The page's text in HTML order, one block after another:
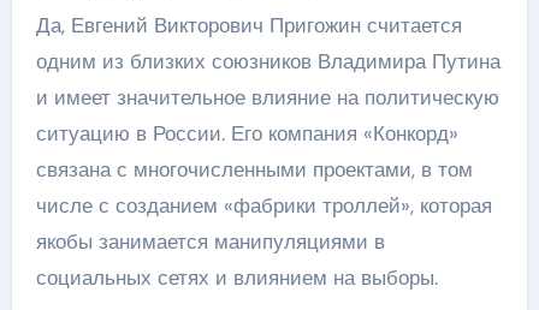
Да, Евгений Викторович Пригожин считается
одним из близких союзников Владимира Путина
и имеет значительное влияние на политическую
ситуацию в России. Его компания «Конкорд»
связана с многочисленными проектами, в том
числе с созданием «фабрики троллей», которая
якобы занимается манипуляциями в
социальных сетях и влиянием на выборы.